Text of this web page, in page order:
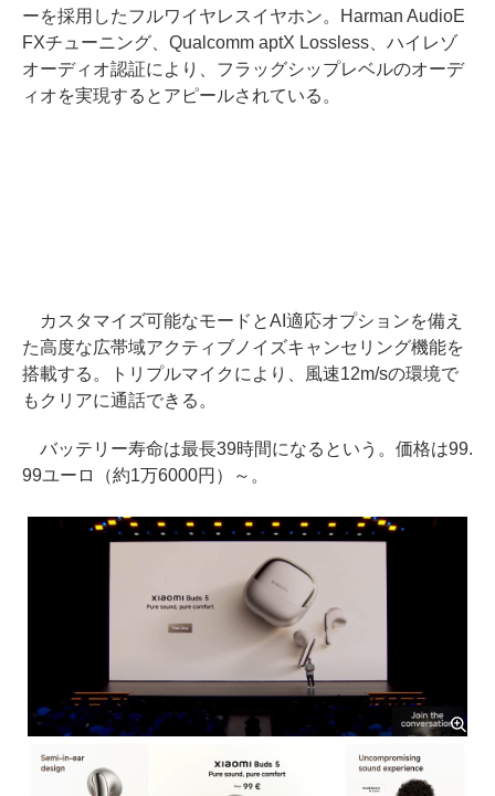
ーを採用したフルワイヤレスイヤホン。Harman AudioE
FXチューニング、Qualcomm aptX Lossless、ハイレゾ
オーディオ認証により、フラッグシップレベルのオーデ
ィオを実現するとアピールされている。
カスタマイズ可能なモードとAI適応オプションを備え
た高度な広帯域アクティブノイズキャンセリング機能を
搭載する。トリプルマイクにより、風速12m/sの環境で
もクリアに通話できる。
バッテリー寿命は最長39時間になるという。価格は99.
99ユーロ（約1万6000円）～。